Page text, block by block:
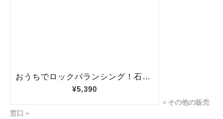
＜その他の販売
窓口＞